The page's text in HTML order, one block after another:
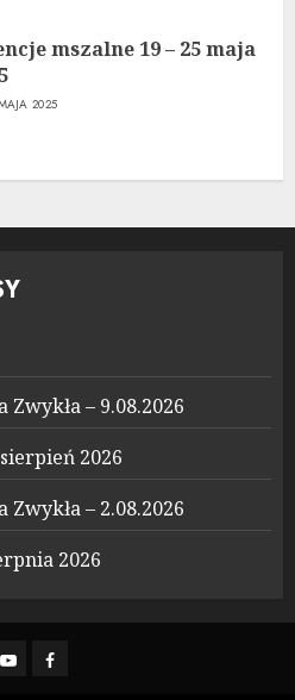
mszalne 19 – 25 maja
2025
Zwykła – 9.08.2026
2026
Zwykła – 2.08.2026
2026
YouTubeFacebook